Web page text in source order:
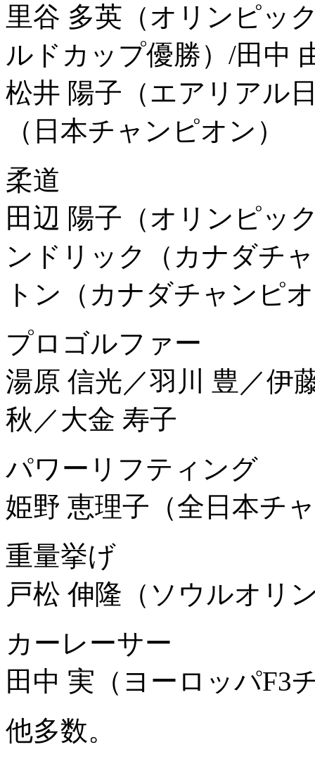
里谷 多英（オリンピッ
ルドカップ優勝）/田中
松井 陽子（エアリアル
（日本チャンピオン）
柔道
田辺 陽子（オリンピッ
ンドリック（カナダチ
トン（カナダチャンピ
プロゴルファー
湯原 信光／羽川 豊／伊
秋／大金 寿子
パワーリフティング
姫野 恵理子（全日本チ
重量挙げ
戸松 伸隆（ソウルオリ
カーレーサー
田中 実（ヨーロッパF3
他多数。